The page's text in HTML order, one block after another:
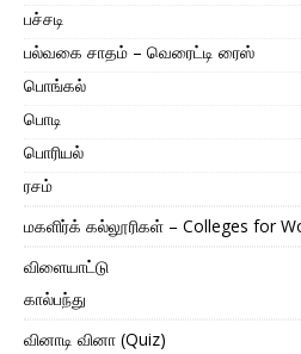
பச்சடி
பல்வகை சாதம் – வெரைட்டி ரைஸ்
பொங்கல்
பொடி
பொரியல்
ரசம்
மகளிர்க் கல்லூரிகள் – Colleges for
விளையாட்டு
கால்பந்து
வினாடி வினா (Quiz)